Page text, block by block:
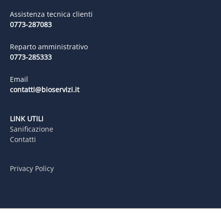
Assistenza tecnica clienti
0773-287083
Reparto amministrativo
0773-285333
Email
contatti@bioservizi.it
LINK UTILI
Sanificazione
Contatti
Privacy Policy